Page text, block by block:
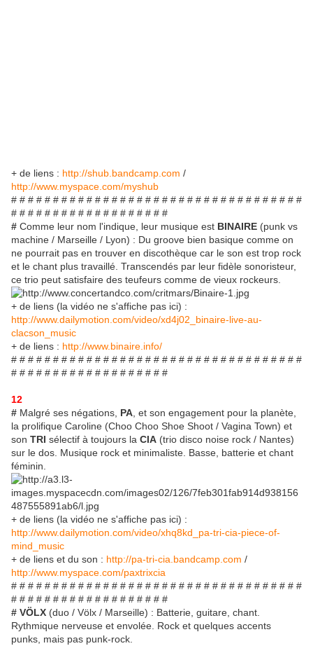
+ de liens : http://shub.bandcamp.com /
http://www.myspace.com/myshub
# # # # # # # # # # # # # # # # # # # # # # # # # # # # # # # # # # #
# # # # # # # # # # # # # # # # # # #
# Comme leur nom l'indique, leur musique est BINAIRE (punk vs
machine / Marseille / Lyon) : Du groove bien basique comme on
ne pourrait pas en trouver en discothèque car le son est trop rock
et le chant plus travaillé. Transcendés par leur fidèle sonoristeur,
ce trio peut satisfaire des teufeurs comme de vieux rockeurs.
+ de liens (la vidéo ne s'affiche pas ici) :
http://www.dailymotion.com/video/xd4j02_binaire-live-au-
clacson_music
+ de liens : http://www.binaire.info/
# # # # # # # # # # # # # # # # # # # # # # # # # # # # # # # # # # #
# # # # # # # # # # # # # # # # # # #
12
# Malgré ses négations, PA , et son engagement pour la planète,
la prolifique Caroline (Choo Choo Shoe Shoot / Vagina Town) et
son TRI sélectif à toujours la CIA (trio disco noise rock / Nantes)
sur le dos. Musique rock et minimaliste. Basse, batterie et chant
féminin.
+ de liens (la vidéo ne s'affiche pas ici) :
http://www.dailymotion.com/video/xhq8kd_pa-tri-cia-piece-of-
mind_music
+ de liens et du son : http://pa-tri-cia.bandcamp.com /
http://www.myspace.com/paxtrixcia
# # # # # # # # # # # # # # # # # # # # # # # # # # # # # # # # # # #
# # # # # # # # # # # # # # # # # # #
# VÖLX (duo / Völx / Marseille) : Batterie, guitare, chant.
Rythmique nerveuse et envolée. Rock et quelques accents
punks, mais pas punk-rock.